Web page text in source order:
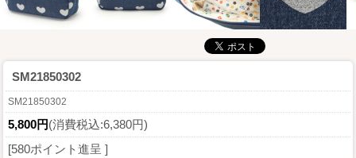
SM21850302
SM21850302
5,800円(消費税込:6,380円)
[580ポイント進呈 ]